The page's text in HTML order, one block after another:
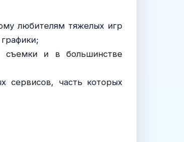
любителям тяжелых игр
съемки и в большинстве
сервисов, часть которых